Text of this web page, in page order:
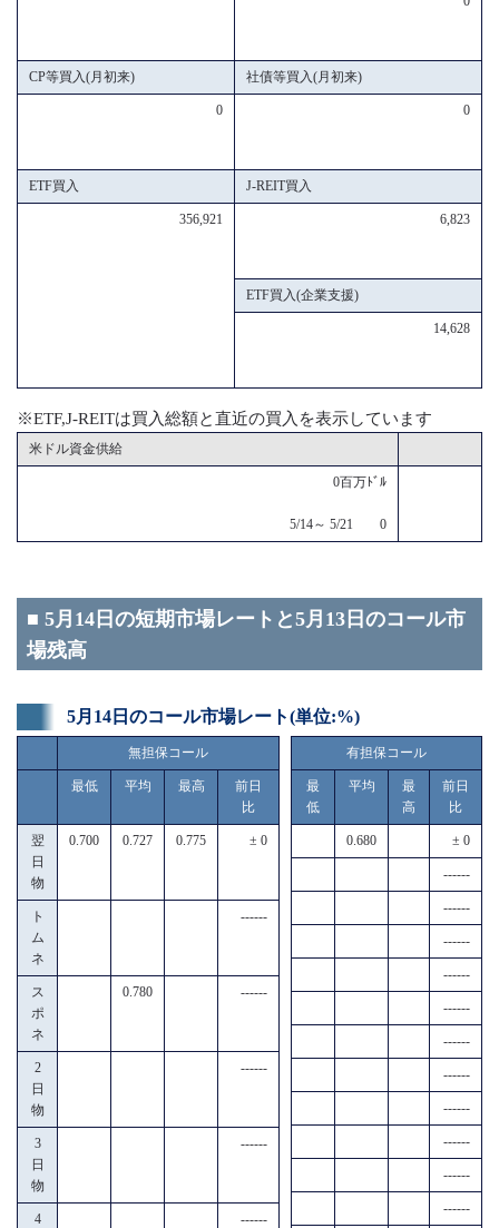
CP等買入(月初来) 社債等買入(月初来)
0 0
ETF買入 J-REIT買入
356,921 6,823
ETF買入(企業支援)
14,628
※ETF,J-REITは買入総額と直近の買入を表示しています
米ドル資金供給
0百万ﾄﾞﾙ
5/14～ 5/21 0
■ 5月14日の短期市場レートと5月13日のコール市
場残高
5月14日のコール市場レート(単位:%)
無担保コール
最低 平均 最高
前日
比
翌
日
物
0.700 0.727 0.775 ± 0
ト
ム
ネ
------
ス
ポ
ネ
0.780 ------
2
日
物
------
3
日
物
------
4
------
有担保コール
最
低
平均
最
高
前日
比
0.680 ± 0
------
------
------
------
------
------
------
------
------
------
------